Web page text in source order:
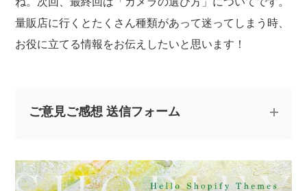
量販店に行くとたくさん種類があって迷ってしまう時、
お役に立てる情報をお伝えしたいと思います！
ご意見ご感想 送信フォーム
にお寄せください。